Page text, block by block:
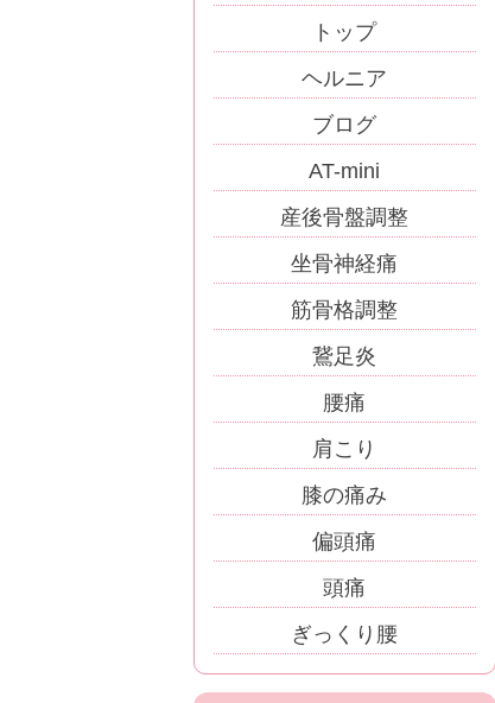
トップ
ヘルニア
ブログ
AT-mini
産後骨盤調整
坐骨神経痛
筋骨格調整
鵞足炎
腰痛
肩こり
膝の痛み
偏頭痛
頭痛
ぎっくり腰